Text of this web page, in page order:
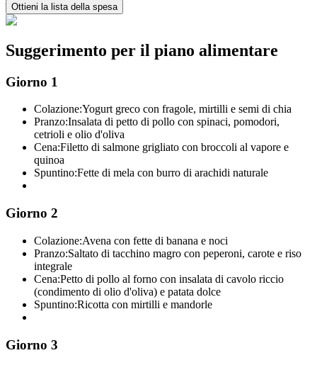
Ottieni la lista della spesa
Suggerimento per il piano alimentare
Giorno 1
Colazione:Yogurt greco con fragole, mirtilli e semi di chia
Pranzo:Insalata di petto di pollo con spinaci, pomodori,
cetrioli e olio d'oliva
Cena:Filetto di salmone grigliato con broccoli al vapore e
quinoa
Spuntino:Fette di mela con burro di arachidi naturale
Giorno 2
Colazione:Avena con fette di banana e noci
Pranzo:Saltato di tacchino magro con peperoni, carote e riso
integrale
Cena:Petto di pollo al forno con insalata di cavolo riccio
(condimento di olio d'oliva) e patata dolce
Spuntino:Ricotta con mirtilli e mandorle
Giorno 3